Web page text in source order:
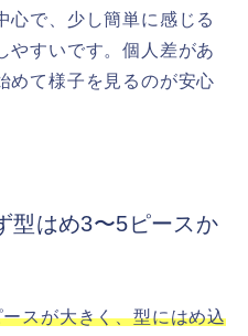
心で、少し簡単に感じる
やすいです。個人差があ
めて様子を見るのが安心
型はめ3〜5ピースか
ースが大きく、型にはめ込